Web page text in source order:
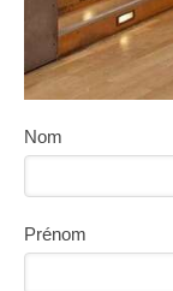
Nom
Prénom